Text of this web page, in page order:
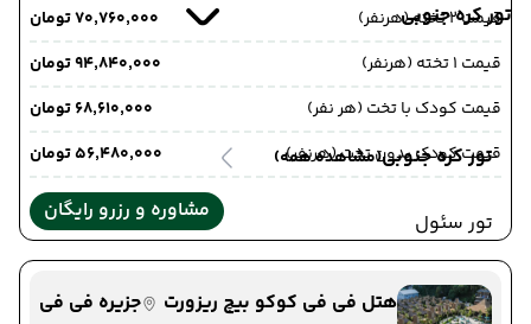
تور کره جنوبی
تور کره جنوبی(مشاهده همه)
تور سئول
قیمت 2 تخته (هرنفر)
۷۰٬۷۶۰٬۰۰۰ تومان
قیمت 1 تخته (هرنفر)
۹۴٬۸۴۰٬۰۰۰ تومان
قیمت کودک با تخت (هر نفر)
۶۸٬۶۱۰٬۰۰۰ تومان
قیمت کودک بدون تخت (هرنفر)
۵۶٬۴۸۰٬۰۰۰ تومان
مشاوره و رزرو رایگان
هتل فی فی کوکو بیچ ریزورت
جزیره فی فی